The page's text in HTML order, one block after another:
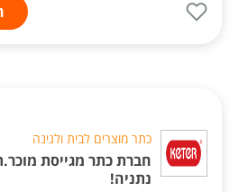
כתר מוצרים לבית ולגינה
חברת כתר מגייסת
נתניה!